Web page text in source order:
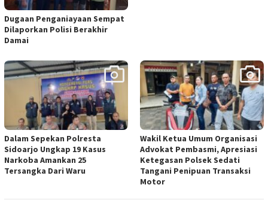
Dugaan Penganiayaan Sempat
Dilaporkan Polisi Berakhir
Damai
Dalam Sepekan Polresta
Sidoarjo Ungkap 19 Kasus
Narkoba Amankan 25
Tersangka Dari Waru
Wakil Ketua Umum Organisasi
Advokat Pembasmi, Apresiasi
Ketegasan Polsek Sedati
Tangani Penipuan Transaksi
Motor